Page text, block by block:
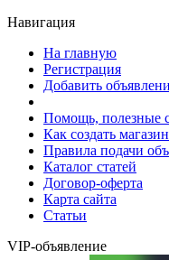
Навигация
На главную
Регистрация
Добавить
Помощь, полезные
Как создать магазин
Правила подачи
Каталог статей
Договор-оферта
Карта сайта
Статьи
VIP-объявление